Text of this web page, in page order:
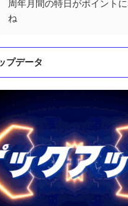
周年月間の特日がポイント
ね
プデータ